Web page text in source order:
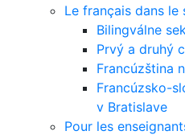
Le français dans
Bilingválne
Prvý a druhý
Francúzština
Francúzsko-
v Bratislave
Pour les